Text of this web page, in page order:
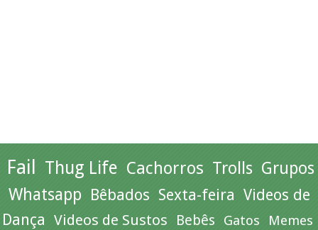
Fail Thug Life Cachorros Trolls Grupos
Whatsapp Bêbados Sexta-feira Videos de
Dança Videos de Sustos Bebês Gatos Memes